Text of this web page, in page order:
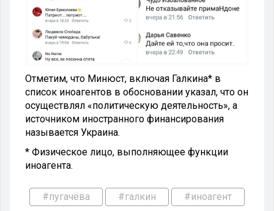
Отметим, что Минюст, включая Галкина* в
список иноагентов в обосновании указал, что он
осуществлял «политическую деятельность», а
источником иностранного финансирования
называется Украина.
* Физическое лицо, выполняющее функции
иноагента.
#пугачёва #галкин #иноагент